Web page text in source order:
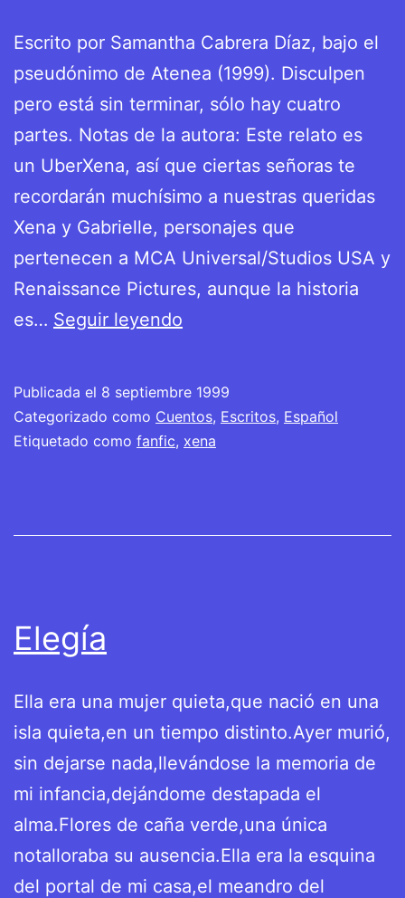
Escrito por Samantha Cabrera Díaz, bajo el
pseudónimo de Atenea (1999). Disculpen
pero está sin terminar, sólo hay cuatro
partes. Notas de la autora: Este relato es
un UberXena, así que ciertas señoras te
recordarán muchísimo a nuestras queridas
Xena y Gabrielle, personajes que
pertenecen a MCA Universal/Studios USA y
Renaissance Pictures, aunque la historia
es… Seguir leyendo
Publicada el 8 septiembre 1999
Categorizado como Cuentos, Escritos, Español
Etiquetado como fanfic, xena
Elegía
Ella era una mujer quieta,que nació en una
isla quieta,en un tiempo distinto.Ayer murió,
sin dejarse nada,llevándose la memoria de
mi infancia,dejándome destapada el
alma.Flores de caña verde,una única
notalloraba su ausencia.Ella era la esquina
del portal de mi casa,el meandro del